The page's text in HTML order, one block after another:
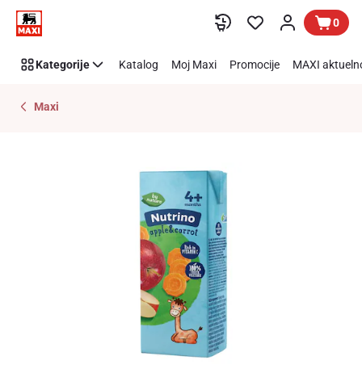
Preskoči link 0
Kategorije Katalog Moj Maxi Promocije MAXI
Maxi